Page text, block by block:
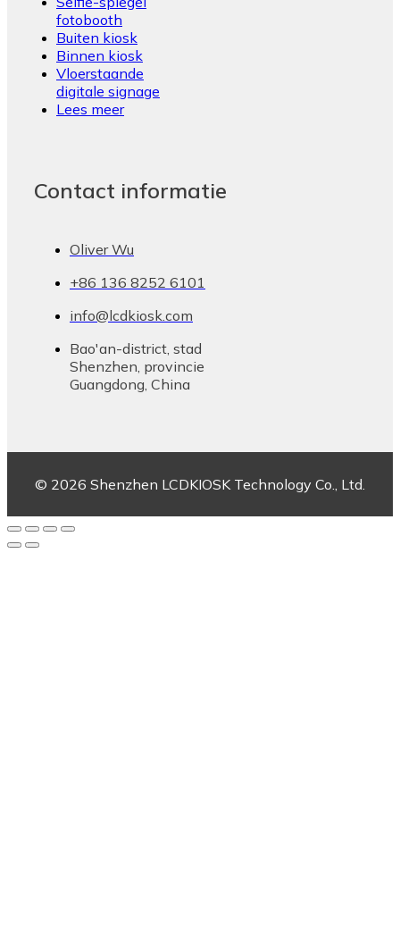
fotobooth
Buiten kiosk
Binnen kiosk
Vloerstaande
digitale signage
Lees meer
Contact informatie
Oliver Wu
+86 136 8252 6101
info@lcdkiosk.com
Bao'an-district, stad
Shenzhen, provincie
Guangdong, China
© 2026 Shenzhen LCDKIOSK Technology Co., Ltd.